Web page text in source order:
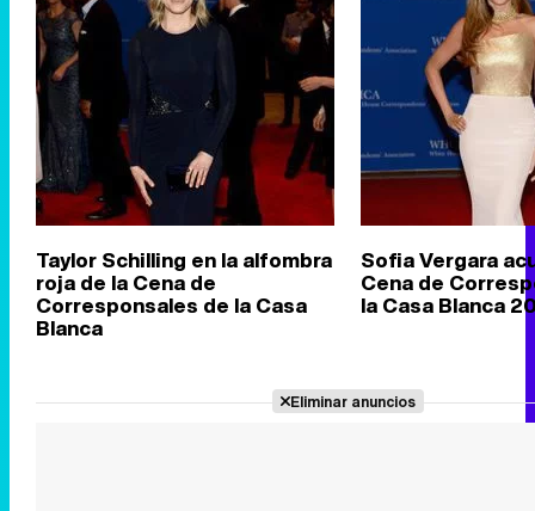
Taylor Schilling en la alfombra
roja de la Cena de
Corresponsales de la Casa
Blanca
Sofia Vergara
Cena de
la Casa Blanca
Eliminar anuncios